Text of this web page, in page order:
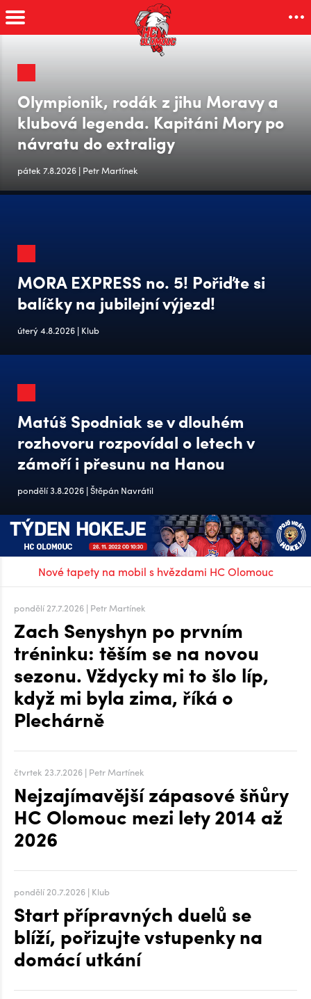
Olympionik, rodák z jihu Moravy a
klubová legenda. Kapitáni Mory po
návratu do extraligy
pátek 7.8.2026 | Petr Martínek
MORA EXPRESS no. 5! Pořiďte si
balíčky na jubilejní výjezd!
úterý 4.8.2026 | Klub
Matúš Spodniak se v dlouhém
rozhovoru rozpovídal o letech v
zámoří i přesunu na Hanou
pondělí 3.8.2026 | Štěpán Navrátil
Nové tapety na mobil s hvězdami HC Olomouc
pondělí 27.7.2026 | Petr Martínek
Zach Senyshyn po prvním
tréninku: těším se na novou
sezonu. Vždycky mi to šlo líp,
když mi byla zima, říká o
Plechárně
čtvrtek 23.7.2026 | Petr Martínek
Nejzajímavější zápasové šňůry
HC Olomouc mezi lety 2014 až
2026
pondělí 20.7.2026 | Klub
Start přípravných duelů se
blíží, pořizujte vstupenky na
domácí utkání